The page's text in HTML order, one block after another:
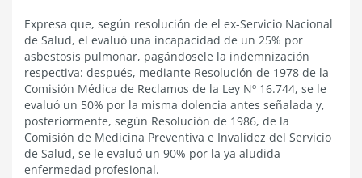
Expresa que, según resolución de el ex-Servicio Nacional
de Salud, el evaluó una incapacidad de un 25% por
asbestosis pulmonar, pagándosele la indemnización
respectiva: después, mediante Resolución de 1978 de la
Comisión Médica de Reclamos de la Ley Nº 16.744, se le
evaluó un 50% por la misma dolencia antes señalada y,
posteriormente, según Resolución de 1986, de la
Comisión de Medicina Preventiva e Invalidez del Servicio
de Salud, se le evaluó un 90% por la ya aludida
enfermedad profesional.